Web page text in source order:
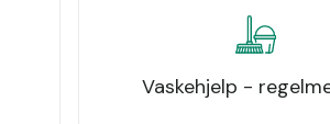
Vaskehjelp -